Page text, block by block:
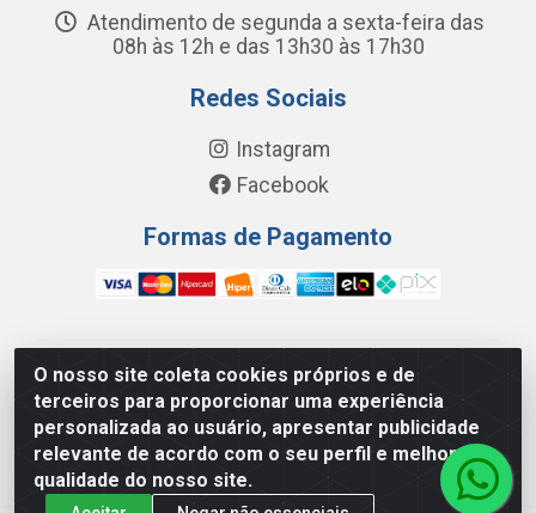
O nosso site coleta cookies próprios e de
terceiros para proporcionar uma experiência
personalizada ao usuário, apresentar publicidade
relevante de acordo com o seu perfil e melhorar a
qualidade do nosso site.
Atendimento de segunda a sexta-feira das
08h às 12h e das 13h30 às 17h30
Redes Sociais
Instagram
Facebook
Formas de Pagamento
FC Distribuidora de Produtos Domésticos, Higiene e
Limpeza LTDA - Avenida Wilson Camurca, 2252, Letra H
- Distrito Industrial I, Maracanaú/CE - CEP 61.939-000 -
08.449.562/0001-29